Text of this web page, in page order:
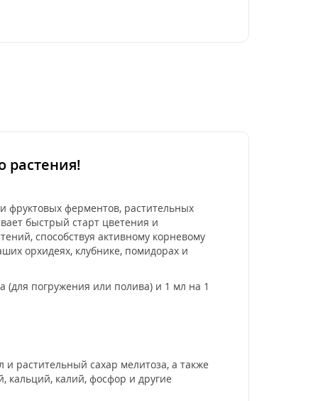
растения!
фруктовых ферментов, растительных
быстрый старт цветения и
способствуя активному корневому
орхидеях, клубнике, помидорах и
(для погружения или полива) и 1 мл на 1
и растительный сахар мелитоза, а также
кальций, калий, фосфор и другие